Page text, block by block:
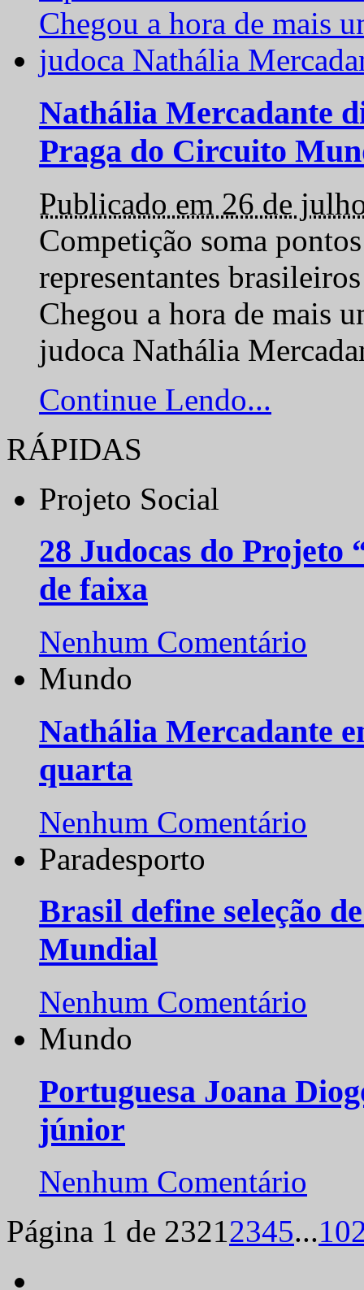
Nathália Mercadante
Praga do Circuito
Publicado em 26 de
Competição soma
representantes
Chegou a hora de mais
judoca Nathália
Continue Lendo...
RÁPIDAS
Projeto Social
28 Judocas do
de faixa
Nenhum Comentário
Mundo
Nathália Mercadante
quarta
Nenhum Comentário
Paradesporto
Brasil define seleção
Mundial
Nenhum Comentário
Mundo
Portuguesa Joana
júnior
Nenhum Comentário
Página 1 de 23212345...10